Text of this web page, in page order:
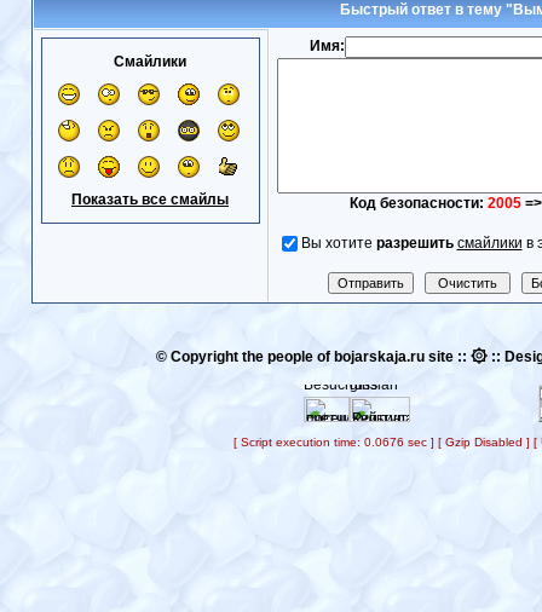
Быстрый ответ в тему
Смайлики
Показать все смайлы
Имя:
Код безопасности: 2005=>
Вы хотите разрешить смайлики в
© Copyright the people of bojarskaja.ru site :: ۞ ::
[ Script execution time: 0.0676 sec ] [ Gzip Disabled ] [